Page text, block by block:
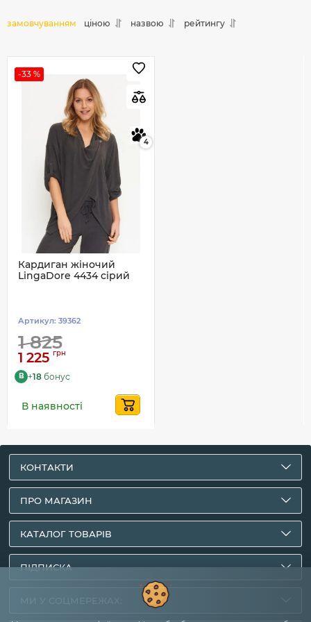
замовчуванням ціною назвою рейтингу
-33 %
4
Кардиган жіночий
LingaDore 4434 сірий
Артикул: 39362
1 825
1 225 грн
B +18 бонус
В наявності
КОНТАКТИ
ПРО МАГАЗИН
КАТАЛОГ ТОВАРІВ
ПІДПИСКА